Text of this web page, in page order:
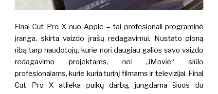
Final Cut Pro X nuo Apple – tai profesionali programinė
įranga, skirta vaizdo įrašų redagavimui. Nustato ploną
ribą tarp naudotojų, kurie nori daugiau galios savo vaizdo
redagavimo projektams, nei „iMovie“ siūlo
profesionalams, kurie kuria turinį filmams ir televizijai. Final
Cut Pro X atlieka puikų darbą, jungdama šiuos du